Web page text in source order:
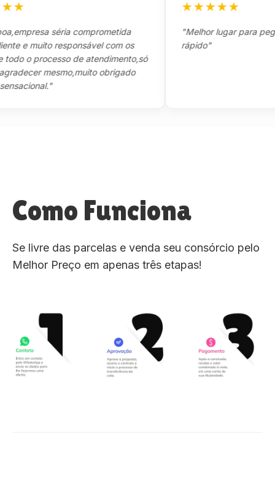
séria comprometida
muito responsável com os
o processo de atendimento,só
mesmo,muito obrigado
★★★
"Melhor lugar para pegar
rápido"
Como Funciona
Se livre das parcelas e venda seu consórcio pelo
Melhor Preço em apenas três etapas!